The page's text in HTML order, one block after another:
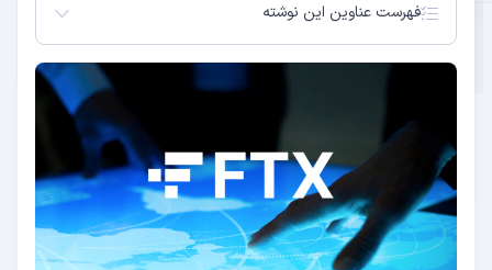
فهرست عناوین این نوشته